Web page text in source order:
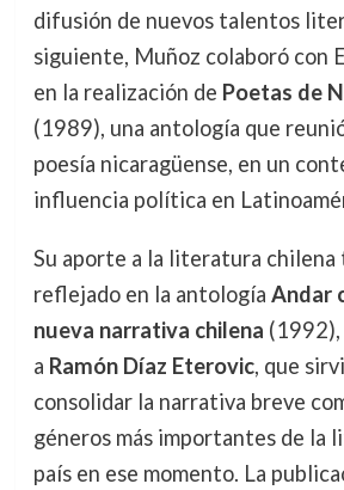
difusión de nuevos talentos
siguiente, Muñoz colaboró con
en la realización de Poetas de
(1989), una antología que
poesía nicaragüense, en un
influencia política en
Su aporte a la literatura chilena
reflejado en la antología Andar
nueva narrativa chilena
a Ramón Díaz Eterovic, que
consolidar la narrativa breve
géneros más importantes de la
país en ese momento. La